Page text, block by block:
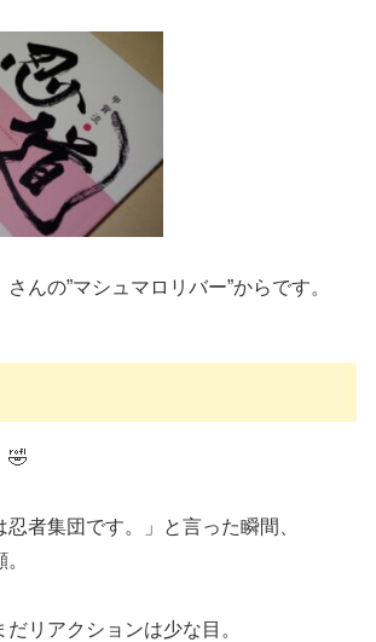
んの”マシュマロリバー”からです。
🤣
者集団です。」と言った瞬間、
リアクションは少な目。